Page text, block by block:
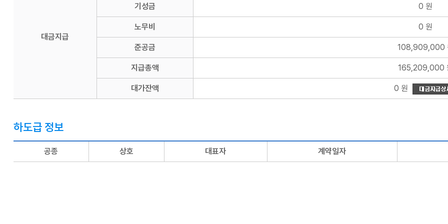
대금지급
기성금 0 원
노무비 0 원
준공금 108,909,000
지급총액 165,209,000
대가잔액 0 원
하도급 정보
공종 상호 대표자 계약일자